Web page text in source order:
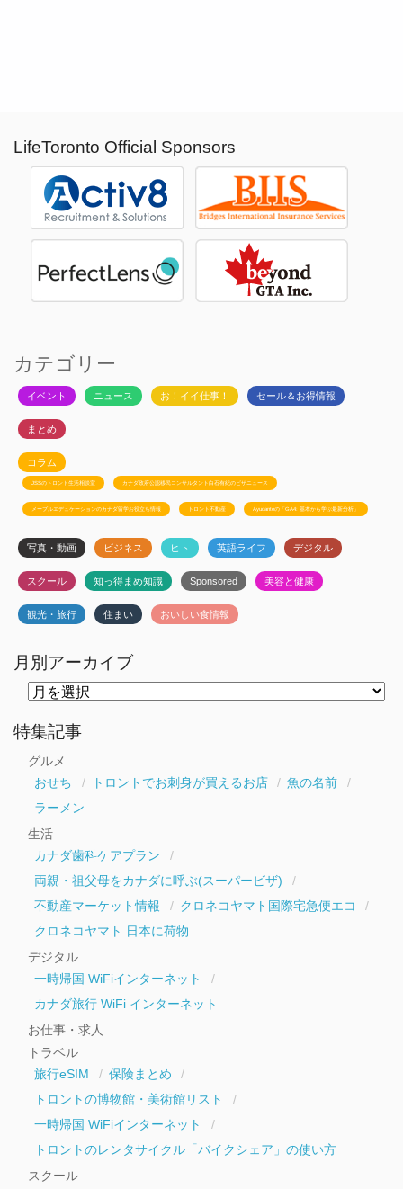
LifeToronto Official Sponsors
カテゴリー
イベント ニュース お！イイ仕事！ セール＆お得情報
まとめ
コラム
JSSのトロント生活相談室 カナダ政府公認移民コンサルタント白石有紀のビザニュース
メープルエデュケーションのカナダ留学お役立ち情報 トロント不動産 Ayudanteの「GA4: 基本から学ぶ最新分析」
写真・動画 ビジネス ヒト 英語ライフ デジタル
スクール 知っ得まめ知識 Sponsored 美容と健康
観光・旅行 住まい おいしい食情報
月別アーカイブ
ー
カ
特集記事
グルメ
おせち
トロントでお刺身が買えるお店
魚の名前
ラーメン
生活
カナダ歯科ケアプラン
両親・祖父母をカナダに呼ぶ(スーパービザ)
不動産マーケット情報
クロネコヤマト国際宅急便エコ
クロネコヤマト 日本に荷物
デジタル
一時帰国 WiFiインターネット
カナダ旅行 WiFi インターネット
お仕事・求人
トラベル
旅行eSIM
保険まとめ
トロントの博物館・美術館リスト
一時帰国 WiFiインターネット
トロントのレンタサイクル「バイクシェア」の使い方
スクール